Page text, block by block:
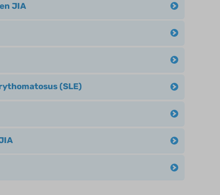
JIA
(SLE)